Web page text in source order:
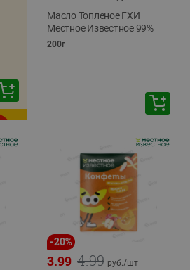
Масло Топленое ГХИ
Местное Известное 99%
200г
-20%
4.99
3.99 руб./шт